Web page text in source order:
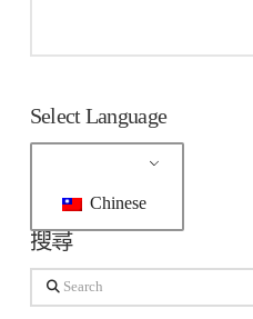
Select Language
Chinese
搜尋
Search